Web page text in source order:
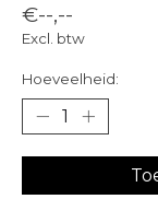
€--,--
Excl. btw
Hoeveelheid: